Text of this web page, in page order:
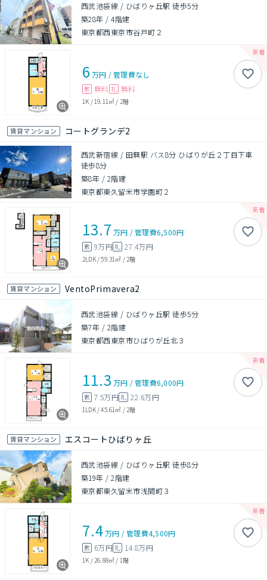
西武池袋線 / ひばりヶ丘駅 徒歩5分
築28年 /4階建
東京都西東京市谷戸町２
6 万円 /管理費なし
敷 無料 礼 無料
1K / 19.11㎡ / 2階
賃貸マンション コートグランデ2
西武新宿線 / 田無駅 バス8分 ひばりが丘２丁目下車
徒歩8分
築8年 / 2階建
東京都東久留米市学園町２
13.7 万円 /管理費6,500円
敷 9万円礼 27.4万円
2LDK/59.31㎡ / 2階
賃貸マンション VentoPrimavera2
西武池袋線 / ひばりヶ丘駅 徒歩5分
築7年 / 2階建
東京都西東京市ひばりが丘北３
11.3 万円 /管理費6,000円
敷 7.5万円礼 22.6万円
1LDK/45.61㎡ / 2階
賃貸マンション エスコートひばりヶ丘
西武池袋線 / ひばりヶ丘駅 徒歩8分
築19年 /2階建
東京都東久留米市浅間町３
7.4万円 /管理費4,500円
敷 6万円礼 14.8万円
1K / 26.88㎡ / 1階